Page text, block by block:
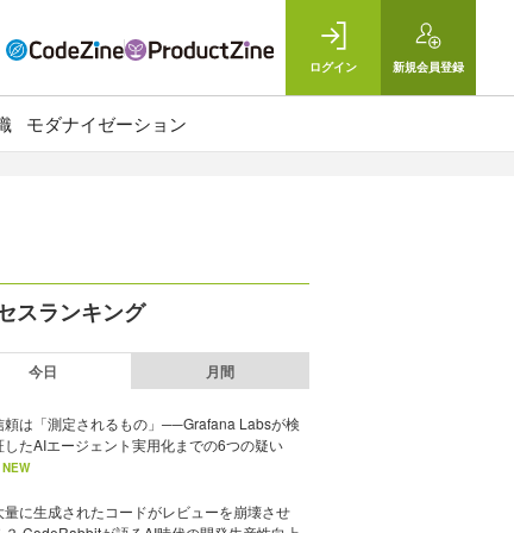
ログイン 新規会員登録
モダナイゼーション
スランキング
今日 月間
頼は「測定されるもの」──Grafana Labsが検
したAIエージェント実用化までの6つの疑い
NEW
量に生成されたコードがレビューを崩壊させ